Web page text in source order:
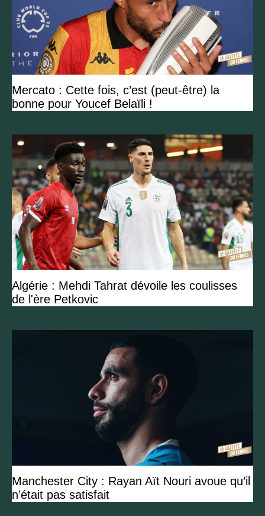
Mercato : Cette fois, c’est (peut-être) la
bonne pour Youcef Belaïli !
Algérie : Mehdi Tahrat dévoile les coulisses
de l'ère Petkovic
Manchester City : Rayan Aït Nouri avoue qu’il
n’était pas satisfait